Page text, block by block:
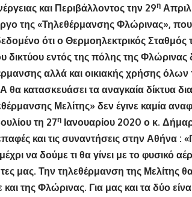
και Περιβάλλοντος την 29η
της «Τηλεθέρμανσης Φλώρινας», που
ότι ο Θερμοηλεκτρικός Σταθμός
δικτύου εντός της πόλης της Φλώρινας
αλλά και οικιακής χρήσης
κατασκευάσει τα αναγκαία δίκτυα
Μελίτης» δεν έγινε καμία
τη 27η Ιανουαρίου 2020 ο κ.
και τις συναντήσεις στην Αθήνα :
να δούμε τι θα γίνει με το φυσικό
μας. Την τηλεθέρμανση της Μελίτης
Φλώρινας. Για μας και τα δύο